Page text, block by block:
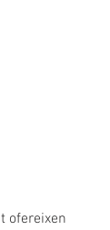
ofereixen